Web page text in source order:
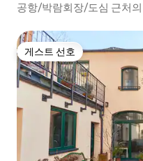
공항/박람회장/도심 근처
게스트 선호
게스트 선호